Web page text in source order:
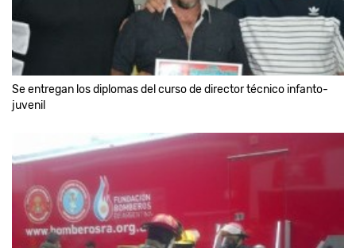
Se entregan los diplomas del curso de director técnico infanto-
juvenil